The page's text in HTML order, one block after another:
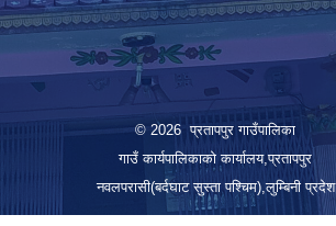
© 2026 प्रतापपुर गाउँपालिका
गाउँ कार्यपालिकाको कार्यालय,प्रतापपुर
नवलपरासी(बर्दघाट सुस्ता पश्चिम),लुम्बिनी प्रदेश